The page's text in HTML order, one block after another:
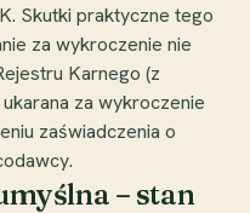
Skutki praktyczne tego
za wykroczenie nie
Karnego (z
za wykroczenie
zaświadczenia o
– stan